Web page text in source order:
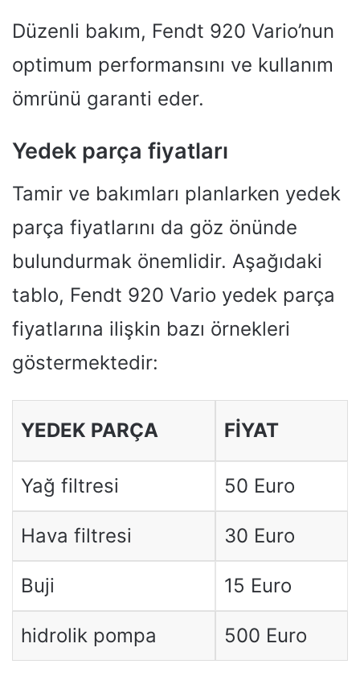
Düzenli bakım, Fendt 920 Vario’nun
optimum performansını ve kullanım
ömrünü garanti eder.
Yedek parça fiyatları
Tamir ve bakımları planlarken yedek
parça fiyatlarını da göz önünde
bulundurmak önemlidir. Aşağıdaki
tablo, Fendt 920 Vario yedek parça
fiyatlarına ilişkin bazı örnekleri
göstermektedir:
YEDEK PARÇA FIYAT
Yağ filtresi 50 Euro
Hava filtresi 30 Euro
Buji 15 Euro
hidrolik pompa 500 Euro